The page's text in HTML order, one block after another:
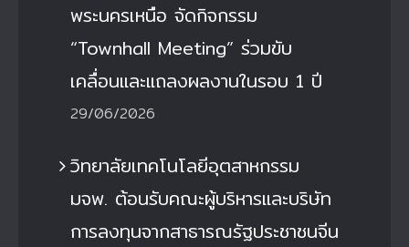
พระนครเหนือ จัดกิจกรรม
“Townhall Meeting” ร่วมขับ
เคลื่อนและแถลงผลงานในรอบ 1 ปี
29/06/2026
วิทยาลัยเทคโนโลยีอุตสาหกรรม
มจพ. ต้อนรับคณะผู้บริหารและบริษัท
การลงทุนจากสาธารณรัฐประชาชนจีน